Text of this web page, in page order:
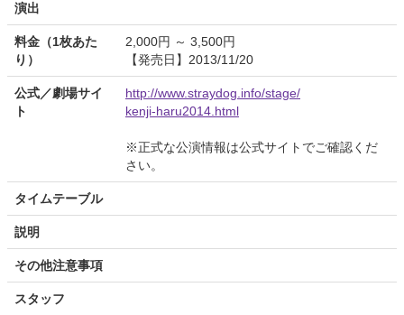
演出
料金（1枚あた
り）
2,000円 ～ 3,500円
【発売日】2013/11/20
公式／劇場サイ
ト
http://www.straydog.info/stage/
kenji-haru2014.html
※正式な公演情報は公式サイトでご確認くだ
さい。
タイムテーブル
説明
その他注意事項
スタッフ